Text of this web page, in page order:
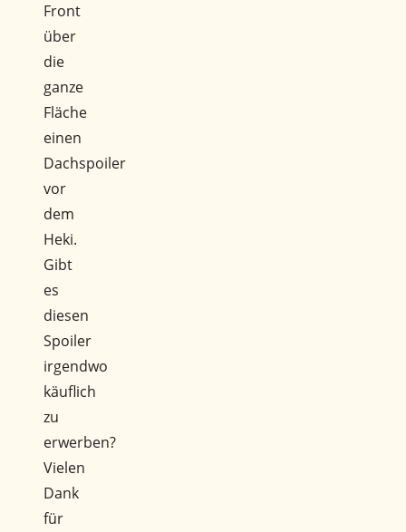
Front
über
die
ganze
Fläche
einen
Dachspoiler
vor
dem
Heki.
Gibt
es
diesen
Spoiler
irgendwo
käuflich
zu
erwerben?
Vielen
Dank
für